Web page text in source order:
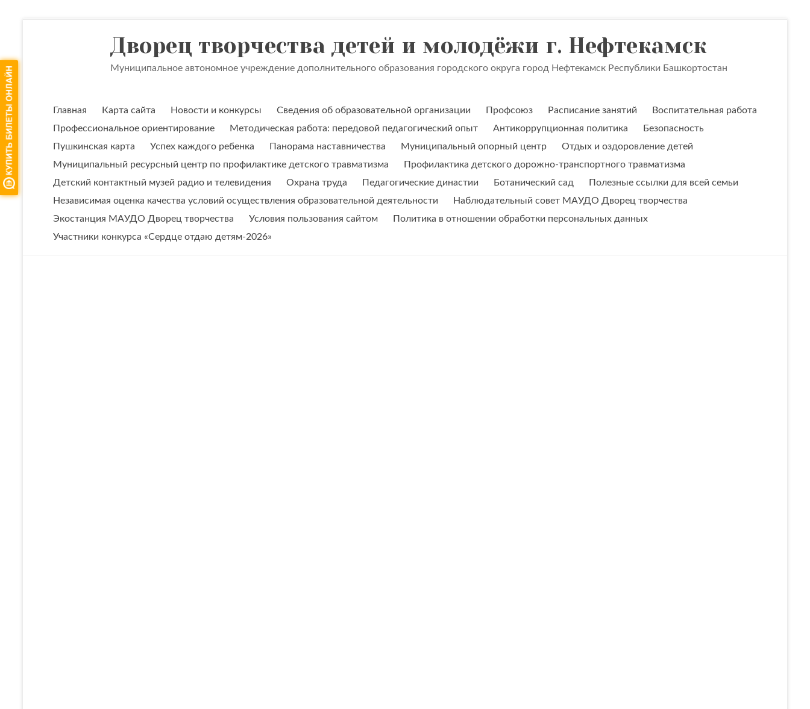
Дворец творчества детей и молодёжи г. Нефтекамск
Муниципальное автономное учреждение дополнительного образования городского округа город Нефтекамск Республики Башкортостан
Главная Карта сайта Новости и конкурсы Сведения об образовательной организации Профсоюз Расписание занятий
Воспитательная работа
Профессиональное ориентирование
Методическая работа: передовой педагогический опыт Антикоррупционная политика
Безопасность
Пушкинская карта
Успех каждого ребенка Панорама наставничества Муниципальный опорный центр
Отдых и оздоровление детей
Муниципальный ресурсный центр по профилактике детского травматизма
Профилактика детского дорожно-транспортного травматизма
Детский контактный музей радио и телевидения
Охрана труда Педагогические династии Ботанический сад
Полезные ссылки для всей семьи
Независимая оценка качества условий осуществления образовательной деятельности
Наблюдательный совет МАУДО Дворец творчества
Экостанция МАУДО Дворец творчества
Условия пользования сайтом
Политика в отношении обработки персональных данных
Участники конкурса «Сердце отдаю детям-2026»